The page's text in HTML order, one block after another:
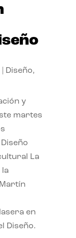
Diseño,
y
martes
La
la
en
Diseño.